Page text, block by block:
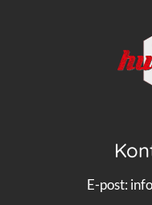
E-post: